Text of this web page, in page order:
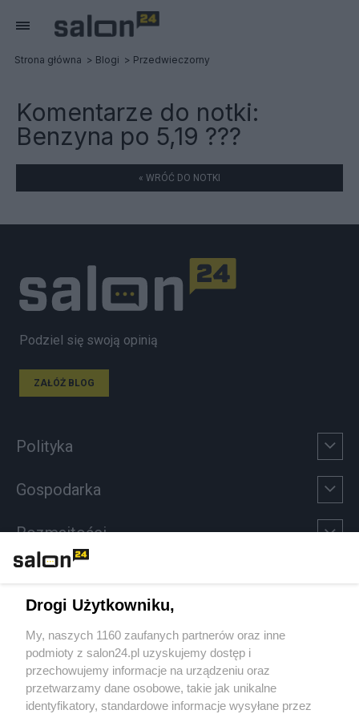
Strona główna Blogi Przedwieczorny
Komentarze do notki:
Benzyna po 5,19 ???
« WRÓĆ DO NOTKI
Podziel się swoją opinią
ZAŁÓŻ BLOG
Polityka
Gospodarka
Rozmaitości
Sport
Społeczeństwo
Kultura
Drogi Użytkowniku,
My, naszych 1160 zaufanych partnerów oraz inne
podmioty z salon24.pl uzyskujemy dostęp i
przechowujemy informacje na urządzeniu oraz
przetwarzamy dane osobowe, takie jak unikalne
identyfikatory, standardowe informacje wysyłane przez